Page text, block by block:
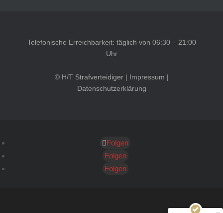
Telefonische Erreichbarkeit: täglich von 06:30 – 21:00
Uhr
© H/T Strafverteidiger | Impressum |
Datenschutzerklärung
Folgen
Folgen
Folgen
Kundenbewertungen und Erfahrungen zu
SEHR GUT